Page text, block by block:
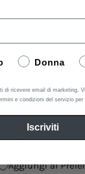
AGGIUNGI AL
ACQUISTA ORA
Aggiungi ai
Donna
di ricevere email di marketing.
e condizioni del servizio per
Iscriviti